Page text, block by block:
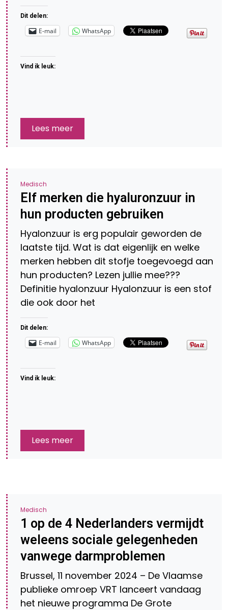
Dit delen:
E-mail WhatsApp
Vind ik leuk:
Lees meer
Medisch
Elf merken die hyaluronzuur in
hun producten gebruiken
Hyalonzuur is erg populair geworden de
laatste tijd. Wat is dat eigenlijk en welke
merken hebben dit stofje toegevoegd aan
hun producten? Lezen jullie mee???
Definitie hyalonzuur Hyalonzuur is een stof
die ook door het
Dit delen:
E-mail WhatsApp
Vind ik leuk:
Lees meer
Medisch
1 op de 4 Nederlanders vermijdt
weleens sociale gelegenheden
vanwege darmproblemen
Brussel, 11 november 2024 – De Vlaamse
publieke omroep VRT lanceert vandaag
het nieuwe programma De Grote